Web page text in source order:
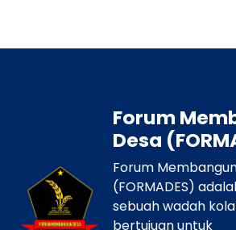
Forum
Desa
Forum
(FORMADES)
sebuah wadah
bertujuan untuk